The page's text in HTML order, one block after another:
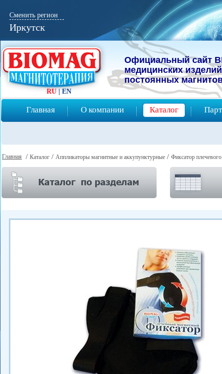
Официальный сайт
мeдицинcких
постоянных
Главная О компании Каталог
RU | EN
Сменить регион
Иркутск
Главная / Каталог / Аппликаторы магнитные и аккупунктурные / Фиксатор